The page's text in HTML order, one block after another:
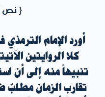
{ نص
أورد الإمام
كلا الروايتين
تنبيهاً منه إلى أن
تقارب الزمان مطلبٌ